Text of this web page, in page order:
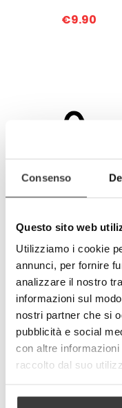
Consenso
Questo sito web
Utilizziamo i cookie
annunci, per fornire
analizzare il nostro
informazioni sul
nostri partner che si
pubblicità e social
con altre
raccolto dal suo
€9.90
KIDS - Panda
€9.90